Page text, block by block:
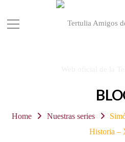
Home Nuestras series
Historia –